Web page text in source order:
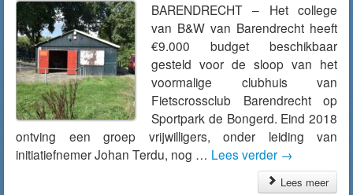
BARENDRECHT – Het college
van B&W van Barendrecht heeft
€9.000 budget beschikbaar
gesteld voor de sloop van het
voormalige clubhuis van
Fietscrossclub Barendrecht op
Sportpark de Bongerd. Eind 2018
ontving een groep vrijwilligers, onder leiding van
initiatiefnemer Johan Terdu, nog … Lees verder →
Lees meer